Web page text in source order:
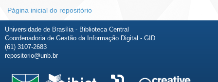
Página inicial do repositório
Universidade de Brasília - Biblioteca Central
Coordenadoria de Gestão da Informação Digital - GID
(61) 3107-2683
repositorio@unb.br